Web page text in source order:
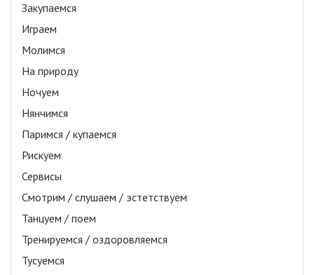
Закупаемся
Играем
Молимся
На природу
Ночуем
Нянчимся
Паримся / купаемся
Рискуем
Сервисы
Смотрим / слушаем / эстетствуем
Танцуем / поем
Тренируемся / оздоровляемся
Тусуемся